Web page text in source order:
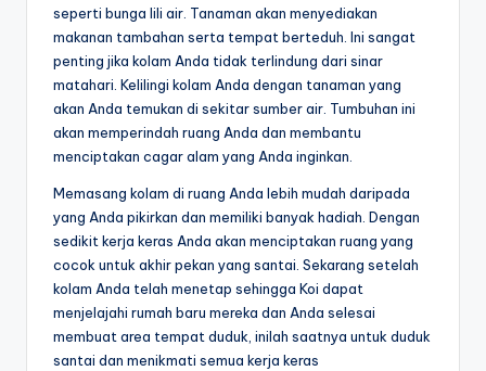
seperti bunga lili air. Tanaman akan menyediakan
makanan tambahan serta tempat berteduh. Ini sangat
penting jika kolam Anda tidak terlindung dari sinar
matahari. Kelilingi kolam Anda dengan tanaman yang
akan Anda temukan di sekitar sumber air. Tumbuhan ini
akan memperindah ruang Anda dan membantu
menciptakan cagar alam yang Anda inginkan.
Memasang kolam di ruang Anda lebih mudah daripada
yang Anda pikirkan dan memiliki banyak hadiah. Dengan
sedikit kerja keras Anda akan menciptakan ruang yang
cocok untuk akhir pekan yang santai. Sekarang setelah
kolam Anda telah menetap sehingga Koi dapat
menjelajahi rumah baru mereka dan Anda selesai
membuat area tempat duduk, inilah saatnya untuk duduk
santai dan menikmati semua kerja keras